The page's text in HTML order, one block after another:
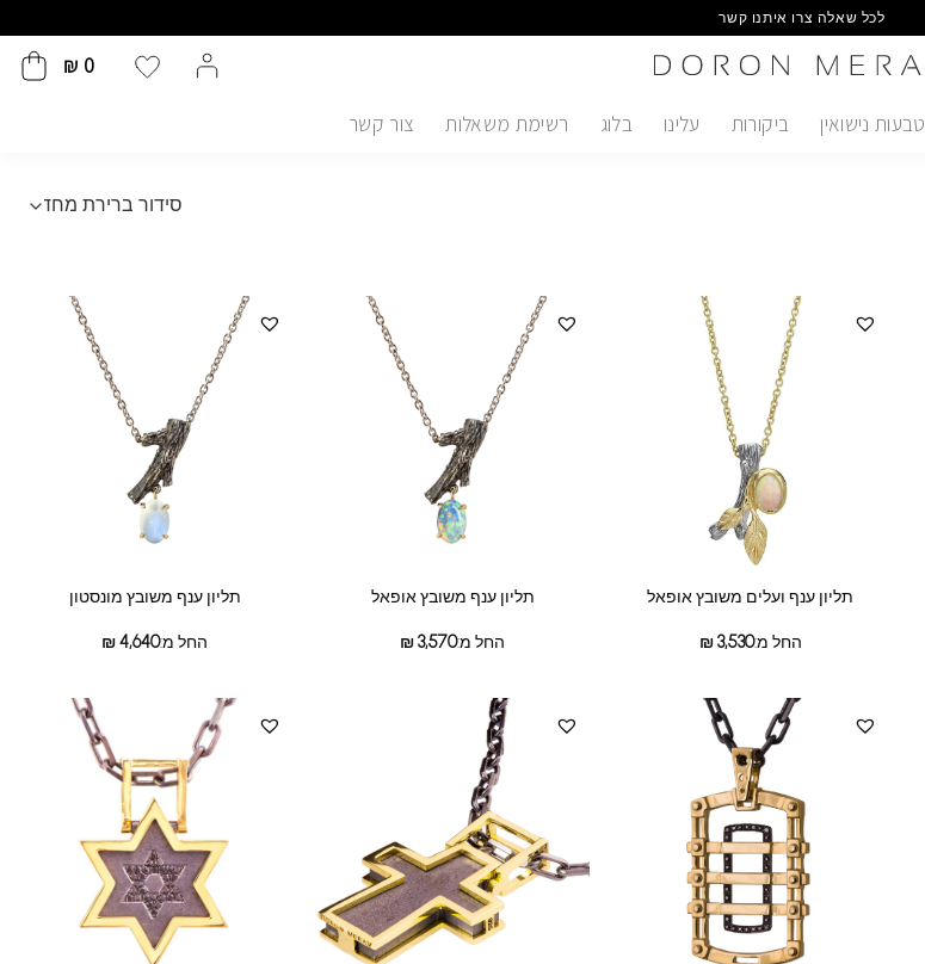
לכל שאלה צרו איתנו קשר
₪ 0
טבעות נישואין ביקורות עלינו בלוג רשימת משאלות צור קשר
תליון ענף ועלים משובץ אופאל
החל מ: ₪3,530
תליון ענף משובץ אופאל
החל מ: ₪3,570
תליון ענף משובץ מונסטון
החל מ: ₪4,640